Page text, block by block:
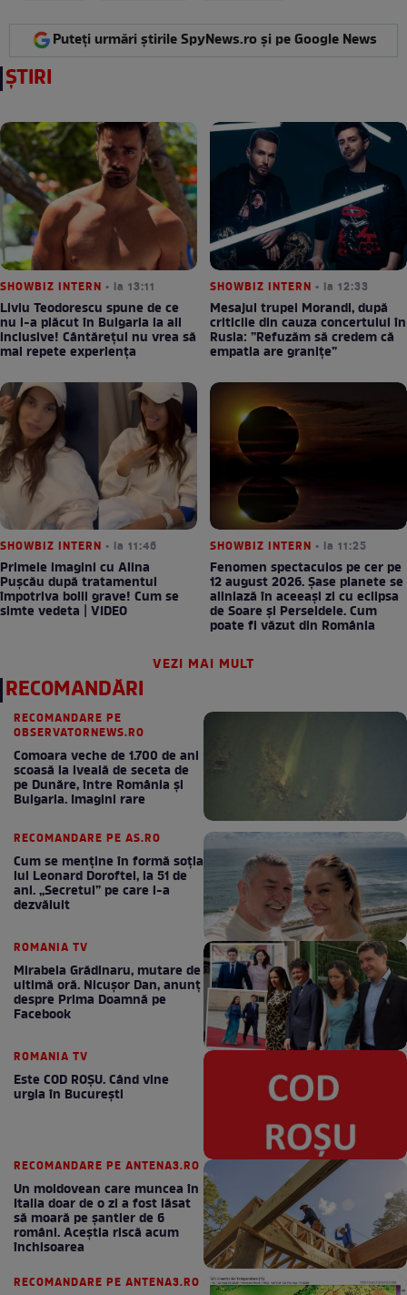
Puteți urmări știrile SpyNews.ro și pe Google News
ȘTIRI
SHOWBIZ INTERN • la 13:11
Liviu Teodorescu spune de ce
nu i-a plăcut în Bulgaria la all
inclusive! Cântărețul nu vrea să
mai repete experiența
SHOWBIZ INTERN • la 12:33
Mesajul trupei Morandi, după
criticile din cauza concertului în
Rusia: ”Refuzăm să credem că
empatia are granițe”
SHOWBIZ INTERN • la 11:46
Primele imagini cu Alina
Pușcău după tratamentul
împotriva bolii grave! Cum se
simte vedeta | VIDEO
SHOWBIZ INTERN • la 11:25
Fenomen spectaculos pe cer pe
12 august 2026. Șase planete se
aliniază în aceeași zi cu eclipsa
de Soare și Perseidele. Cum
poate fi văzut din România
VEZI MAI MULT
RECOMANDĂRI
RECOMANDARE PE
OBSERVATORNEWS.RO
Comoara veche de 1.700 de ani
scoasă la iveală de seceta de
pe Dunăre, între România şi
Bulgaria. Imagini rare
RECOMANDARE PE AS.RO
Cum se menţine în formă soţia
lui Leonard Doroftei, la 51 de
ani. „Secretul” pe care l-a
dezvăluit
ROMANIA TV
Mirabela Grădinaru, mutare de
ultimă oră. Nicuşor Dan, anunţ
despre Prima Doamnă pe
Facebook
ROMANIA TV
Este COD ROŞU. Când vine
urgia în Bucureşti
RECOMANDARE PE ANTENA3.RO
Un moldovean care muncea în
Italia doar de o zi a fost lăsat
să moară pe şantier de 6
români. Aceștia riscă acum
închisoarea
RECOMANDARE PE ANTENA3.RO